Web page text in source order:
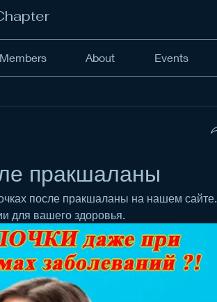
Members About Events
пракшаланы
после пракшаланы на нашем сайте.
для вашего здоровья.